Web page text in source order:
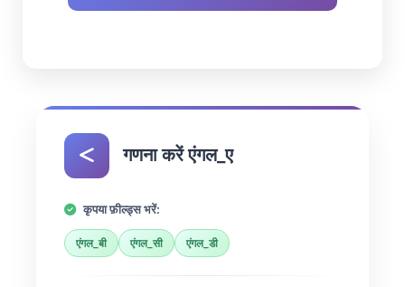
गणना करें एंगल_ए
कृपया फ़ील्ड्स भरें:
एंगल_बी एंगल_सी एंगल_डी